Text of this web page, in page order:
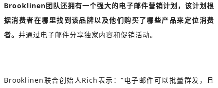
Brooklinen团队还拥有一个强大的电子邮件营销计划，该计划根
据消费者在哪里找到该品牌以及他们购买了哪些产品来定位消费
者。 并通过电子邮件分享独家内容和促销活动。
Brooklinen联合创始人Rich表示：“电子邮件可以批量群发，且